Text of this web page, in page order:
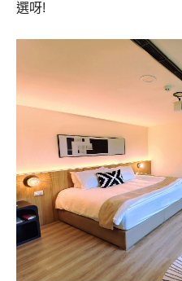
選呀!